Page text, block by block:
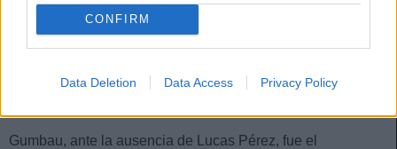
CONFIRM
Data Deletion Data Access Privacy Policy
El mediocentro catalán fue una de las novedades en el
fue sin duda uno de los futbolistas franjiverdes más
Gumbau, ante la ausencia de Lucas Pérez, fue el